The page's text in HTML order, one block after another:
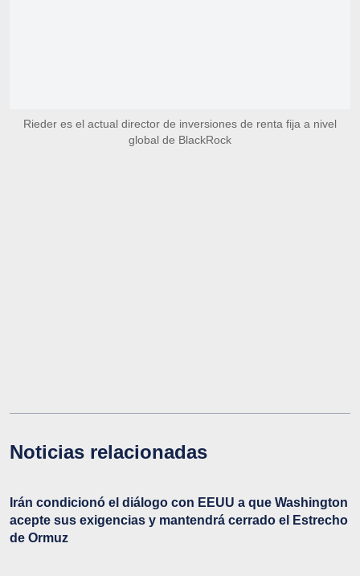
Rieder es el actual director de inversiones de renta fija a nivel
global de BlackRock
Noticias relacionadas
Irán condicionó el diálogo con EEUU a que Washington
acepte sus exigencias y mantendrá cerrado el Estrecho
de Ormuz